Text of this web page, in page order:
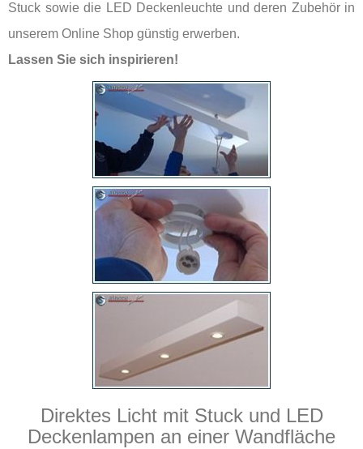
Stuck sowie die LED Deckenleuchte und deren Zubehör in
unserem Online Shop günstig erwerben.
Lassen Sie sich inspirieren!
Direktes Licht mit Stuck und LED
Deckenlampen an einer Wandfläche